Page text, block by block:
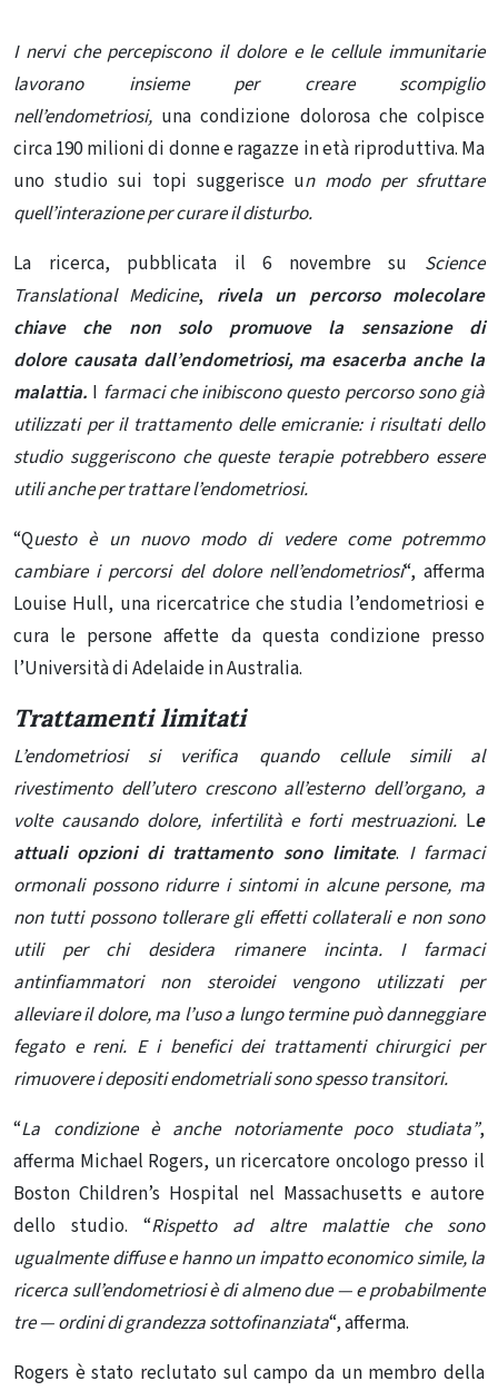
I nervi che percepiscono il dolore e le cellule immunitarie
lavorano insieme per creare scompiglio
nell’endometriosi, una condizione dolorosa che colpisce
circa 190 milioni di donne e ragazze in età riproduttiva. Ma
uno studio sui topi suggerisce un modo per sfruttare
quell’interazione per curare il disturbo.
La ricerca, pubblicata il 6 novembre su Science
Translational Medicine, rivela un percorso molecolare
chiave che non solo promuove la sensazione di
dolorecausata dall’endometriosi, ma esacerba anche la
malattia. I farmaci che inibiscono questo percorso sono già
utilizzati per il trattamento delle emicranie: i risultati dello
studio suggeriscono che queste terapie potrebbero essere
utili anche per trattare l’endometriosi.
“Questo è un nuovo modo di vedere come potremmo
cambiare i percorsi del dolore nell’endometriosi“, afferma
Louise Hull, una ricercatrice che studia l’endometriosi e
cura le persone affette da questa condizione presso
l’Università di Adelaide in Australia.
Trattamenti limitati
L’endometriosi si verifica quando cellule simili al
rivestimento dell’utero crescono all’esterno dell’organo, a
volte causando dolore, infertilità e forti mestruazioni. Le
attuali opzioni di trattamento sono limitate. I farmaci
ormonali possono ridurre i sintomi in alcune persone, ma
non tutti possono tollerare gli effetti collaterali e non sono
utili per chi desidera rimanere incinta. I farmaci
antinfiammatori non steroidei vengono utilizzati per
alleviare il dolore, ma l’uso a lungo termine può danneggiare
fegato e reni. E i benefici dei trattamenti chirurgici per
rimuovere i depositi endometriali sono spesso transitori.
“La condizione è anche notoriamente poco studiata”,
afferma Michael Rogers, un ricercatore oncologo presso il
Boston Children’s Hospital nel Massachusetts e autore
dello studio. “Rispetto ad altre malattie che sono
ugualmente diffuse e hanno un impatto economico simile, la
ricerca sull’endometriosi è di almeno due — e probabilmente
tre — ordini di grandezza sottofinanziata“, afferma.
Rogers è stato reclutato sul campo da un membro della